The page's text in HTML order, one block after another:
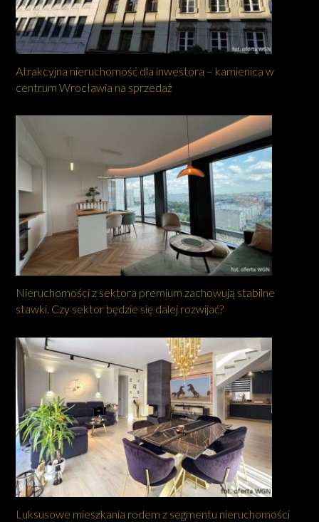
Atrakcyjna nieruchomość dla inwestora – kamienica w
centrum Wrocławia na sprzedaż
Nieruchomości z sektora premium zachowują stabilne
stawki. Czy sektor będzie się dalej rozwijać?
Luksusowe mieszkania rodem z segmentu nieruchomości